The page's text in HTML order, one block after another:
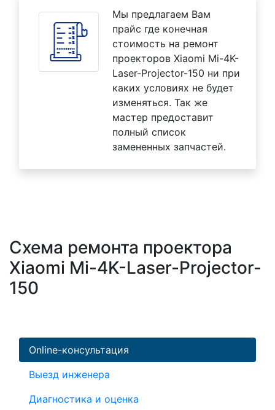
Мы предлагаем Вам
прайс где конечная
стоимость на ремонт
проекторов Xiaomi Mi-4K-
Laser-Projector-150 ни при
каких условиях не будет
изменяться. Так же
мастер предоставит
полный список
замененных запчастей.
Схема ремонта проектора
Xiaomi Mi-4K-Laser-Projector-
150
Online-консультация
Выезд инженера
Диагностика и оценка